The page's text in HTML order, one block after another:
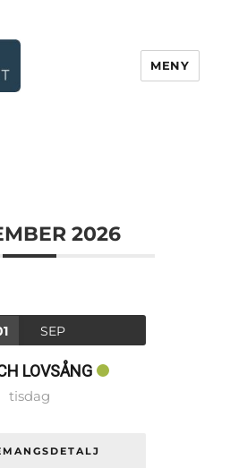
MENY
2026
SEP
LOVSÅNG
tisdag